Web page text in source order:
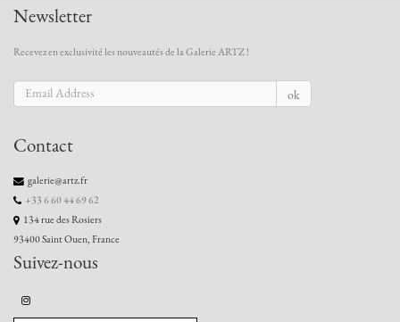
Newsletter
Recevez en exclusivité les nouveautés de la Galerie ARTZ !
ok
Contact
galerie@artz.fr
+33 6 60 44 69 62
134 rue des Rosiers
93400 Saint Ouen, France
Suivez-nous